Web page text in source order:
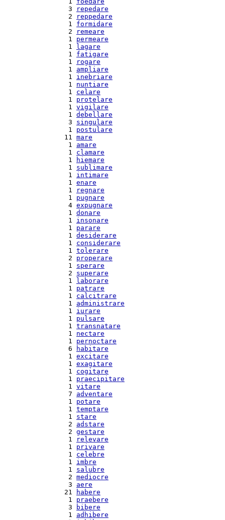
  3
repedare
  2
reppedare
  1
formidare
  2
remeare
  1
permeare
  1
lagare
  1
fatigare
  1
rogare
  1
ampliare
  1
inebriare
  1
nuntiare
  1
celare
  1
protelare
  1
vigilare
  1
debellare
  3
singulare
  1
postulare
11 mare
  1
amare
  1
clamare
  1
hiemare
  1
sublimare
  1
intimare
  1
enare
  1
regnare
  1
pugnare
  4
expugnare
  1
donare
  1
insonare
  1
parare
  1
desiderare
  1
considerare
  1
tolerare
  2
properare
  1
sperare
  2
superare
  1
laborare
  1
patrare
  1
calcitrare
  1
administrare
  1
iurare
  1
pulsare
  1
transnatare
  1
nectare
  1
pernoctare
  6
habitare
  1
excitare
  1
exagitare
  1
cogitare
  1
praecipitare
  1
vitare
  7
adventare
  1
potare
  1
temptare
  1
stare
  2
adstare
  2
gestare
  1
relevare
  1
privare
  1
celebre
  1
imbre
  1
salubre
  2
mediocre
  3
aere
21
habere
  1
praebere
  3
bibere
  1
adhibere